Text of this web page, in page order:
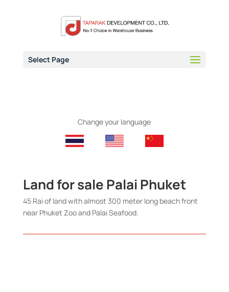
Select Page
Change your language
Land for sale Palai Phuket
45 Rai of land with almost 300 meter long beach front
near Phuket Zoo and Palai Seafood.